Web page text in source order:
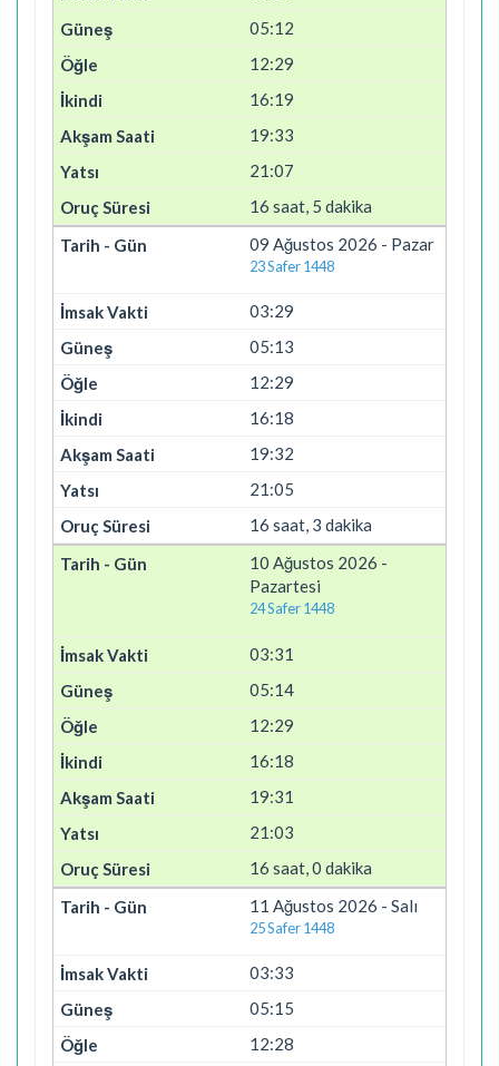
05:12
12:29
16:19
19:33
21:07
16 saat, 5 dakika
09 Ağustos 2026 - Pazar
23 Safer 1448
03:29
05:13
12:29
16:18
19:32
21:05
16 saat, 3 dakika
10 Ağustos 2026 -
Pazartesi
24 Safer 1448
03:31
05:14
12:29
16:18
19:31
21:03
16 saat, 0 dakika
11 Ağustos 2026 - Salı
25 Safer 1448
03:33
05:15
12:28